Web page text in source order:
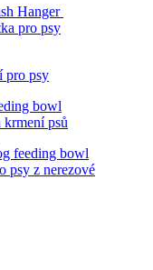
pro psy
pro psy
psů
psy z nerezové